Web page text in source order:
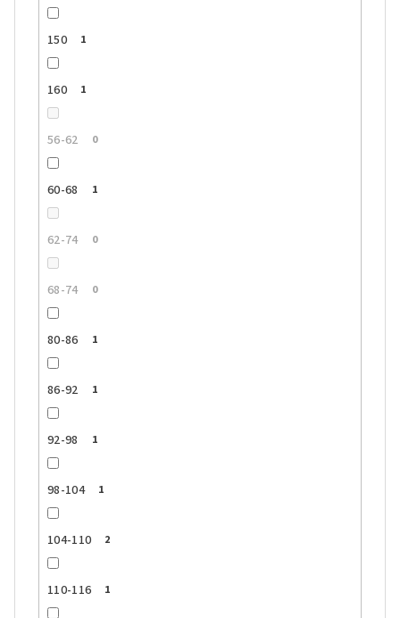
150 1
160 1
56-62 0
60-68 1
62-74 0
68-74 0
80-86 1
86-92 1
92-98 1
98-104 1
104-110 2
110-116 1